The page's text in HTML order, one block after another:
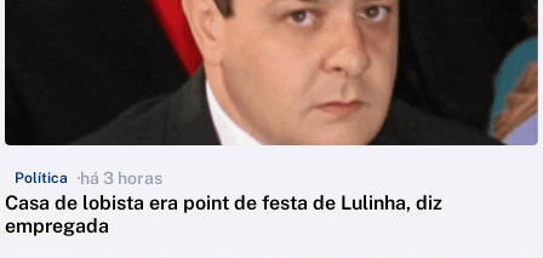
Política há 3 horas
Casa de lobista era point de festa de Lulinha, diz
empregada